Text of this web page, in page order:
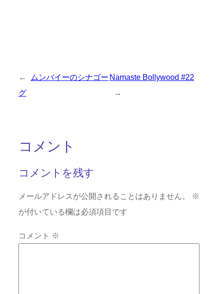
←
ムンバイーのシナゴー
グ
Namaste Bollywood #22
→
コメント
コメントを残す
メールアドレスが公開されることはありません。
※
が付いている欄は必須項目です
コメント ※